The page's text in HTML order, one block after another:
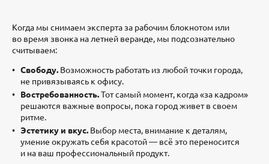
Когда мы снимаем эксперта за рабочим блокнотом или
во время звонка на летней веранде, мы подсознательно
считываем:
Свободу. Возможность работать из любой точки города,
не привязываясь к офису.
Востребованность.Тот самый момент, когда «за кадром»
решаются важные вопросы, пока город живет в своем
ритме.
Эстетику и вкус. Выбор места, внимание к деталям,
умение окружать себя красотой — всё это переносится
и на ваш профессиональный продукт.